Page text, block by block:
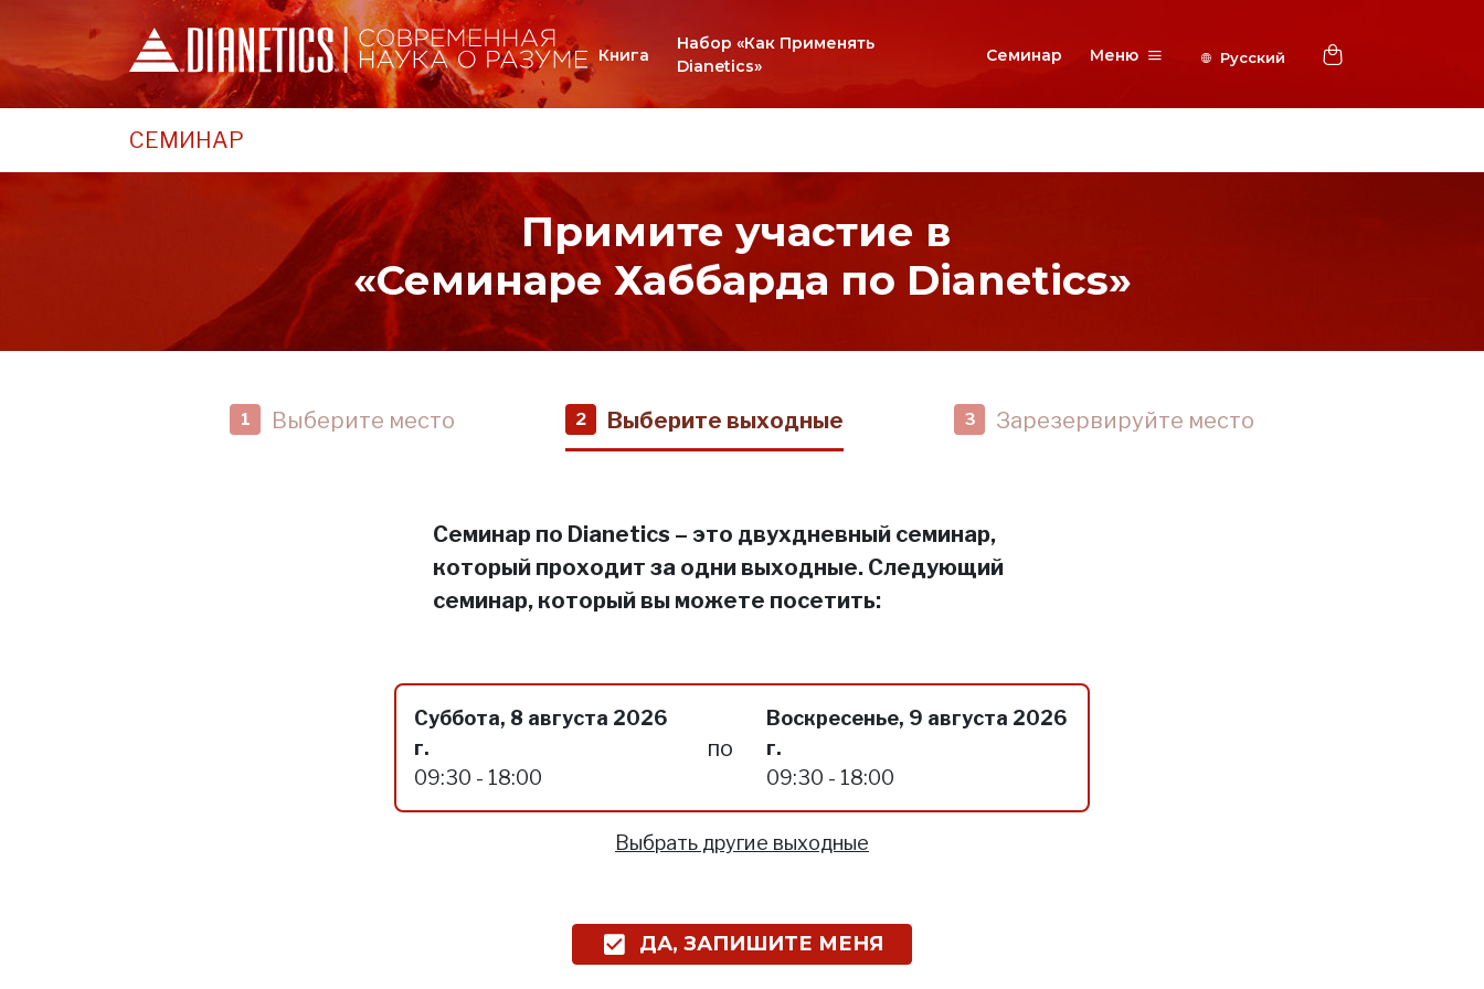
Книга
Набор «Как Применять
Dianetics»
Семинар Меню
СЕМИНАР
Примите участие в
«Семинаре Хаббарда по Dianetics»
1 Выберите место 2 Выберите выходные 3 Зарезервируйте место
Семинар по Dianetics – это двухдневный семинар,
который проходит за одни выходные. Следующий
семинар, который вы можете посетить:
Суббота, 8 августа 2026
г.
09:30 - 18:00
по
Воскресенье, 9 августа 2026
г.
09:30 - 18:00
Выбрать другие выходные
ДА, ЗАПИШИТЕ МЕНЯ